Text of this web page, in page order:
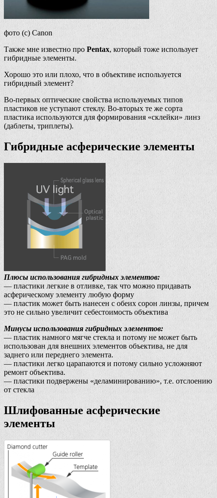
фото (с) Canon
Также мне известно про Pentax, который тоже использует
гибридные элементы.
Хорошо это или плохо, что в объективе используется
гибридный элемент?
Во-первых оптические свойства используемых типов
пластиков не уступают стеклу. Во-вторых те же сорта
пластика используются для формирования «склейки» линз
(даблеты, триплеты).
Гибридные асферические элементы
Плюсы использования гибридных элементов:
— пластики легкие в отливке, так что можно придавать
асферическому элементу любую форму
— пластик может быть нанесен с обеих сорон линзы, причем
это не сильно увеличит себестоимость объектива
Минусы использования гибридных элементов:
— пластик намного мягче стекла и потому не может быть
использован для внешних элементов объектива, не для
заднего или переднего элемента.
— пластики легко царапаются и потому сильно усложняют
ремонт объектива.
— пластики подвержены «деламинированию», т.е. отслоению
от стекла
Шлифованные асферические
элементы